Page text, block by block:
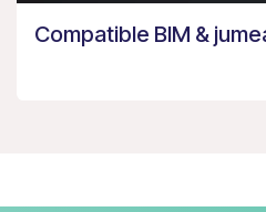
Compatible BIM &